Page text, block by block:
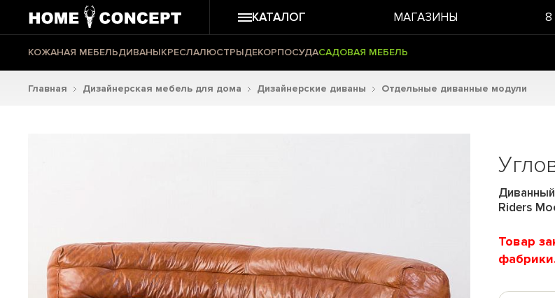
КАТАЛОГ МАГАЗИНЫ 8
КОЖАНАЯ МЕБЕЛЬДИВАНЫКРЕСЛАЛЮСТРЫДЕКОРПОСУДАСАДОВАЯ МЕБЕЛЬ
Главная Дизайнерская мебель для дома Дизайнерские диваны Отдельные диванные модули
Riders
Товар